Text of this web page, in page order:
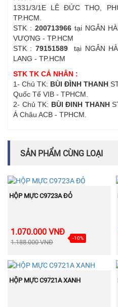
1331/3/1E LÊ ĐỨC THỌ,
TP.HCM.
STK : 200713966tại NGÂN
VƯỢNG - TP.HCM
STK : 79151589tại NGÂN
LANG - TP.HCM
STK TK CÁ NHÂN :
1- Chủ TK: BÙI ĐÌNH THANH
Quốc Tế VIB - TPHCM.
2- Chủ TK: BÙI ĐINH THANH
Á Châu ACB - TPHCM.
SẢN PHẨM CÙNG LOẠI
BÁN
CHẠY
MUA NGAY
HỘP MỰC C9723A ĐỎ
1.070.000 VNĐ
1.188.000 VNĐ
-10%
BÁN
CHẠY
MUA NGAY
HỘP MỰC C9721A XANH